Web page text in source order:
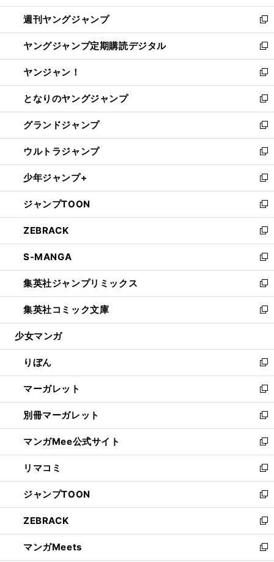
開
く
ウ
で
開
く
ン
ド
ウ
で
開
く
ウ
ィ
ン
ド
ウ
で
開
く
週刊ヤングジャンプ
新
し
い
ウ
ィ
ン
ド
ウ
で
開
く
ヤングジャンプ定期購読デジタル
新
し
い
ウ
ィ
ン
ド
ウ
で
開
く
ヤンジャン！
新
し
い
ウ
ィ
ン
ド
ウ
で
開
く
となりのヤングジャンプ
新
し
い
ウ
ィ
ン
ド
ウ
で
開
く
グランドジャンプ
新
し
い
ウ
ィ
ン
ド
ウ
で
開
く
ウルトラジャンプ
新
し
い
ウ
ィ
ン
ド
ウ
で
開
く
少年ジャンプ+
新
し
い
ウ
ィ
ン
ド
ウ
で
開
く
ジャンプTOON
新
し
い
ウ
ィ
ン
ド
ウ
で
開
ZEBRACK
新
し
い
ウ
ィ
ン
ド
ウ
開
く
S-MANGA
新
し
い
ウ
ィ
ン
ウ
で
開
く
集英社ジャンプリミックス
新
し
い
ウ
ン
ド
ウ
で
開
く
集英社コミック文庫
新
し
ウ
ィ
ン
ド
ウ
で
開
く
少女マンガ
りぼん
新
し
い
ウ
ィ
ン
ド
ウ
で
開
く
マーガレット
新
し
い
ウ
ィ
ン
ド
ウ
で
開
く
別冊マーガレット
新
し
い
ウ
ィ
ン
ド
ウ
で
開
く
マンガMee公式サイト
新
し
い
ウ
ィ
ン
ド
ウ
で
リマコミ
新
し
い
ウ
ィ
ン
ド
ジャンプTOON
新
し
い
ウ
ィ
ZEBRACK
新
し
い
マンガMeets
新